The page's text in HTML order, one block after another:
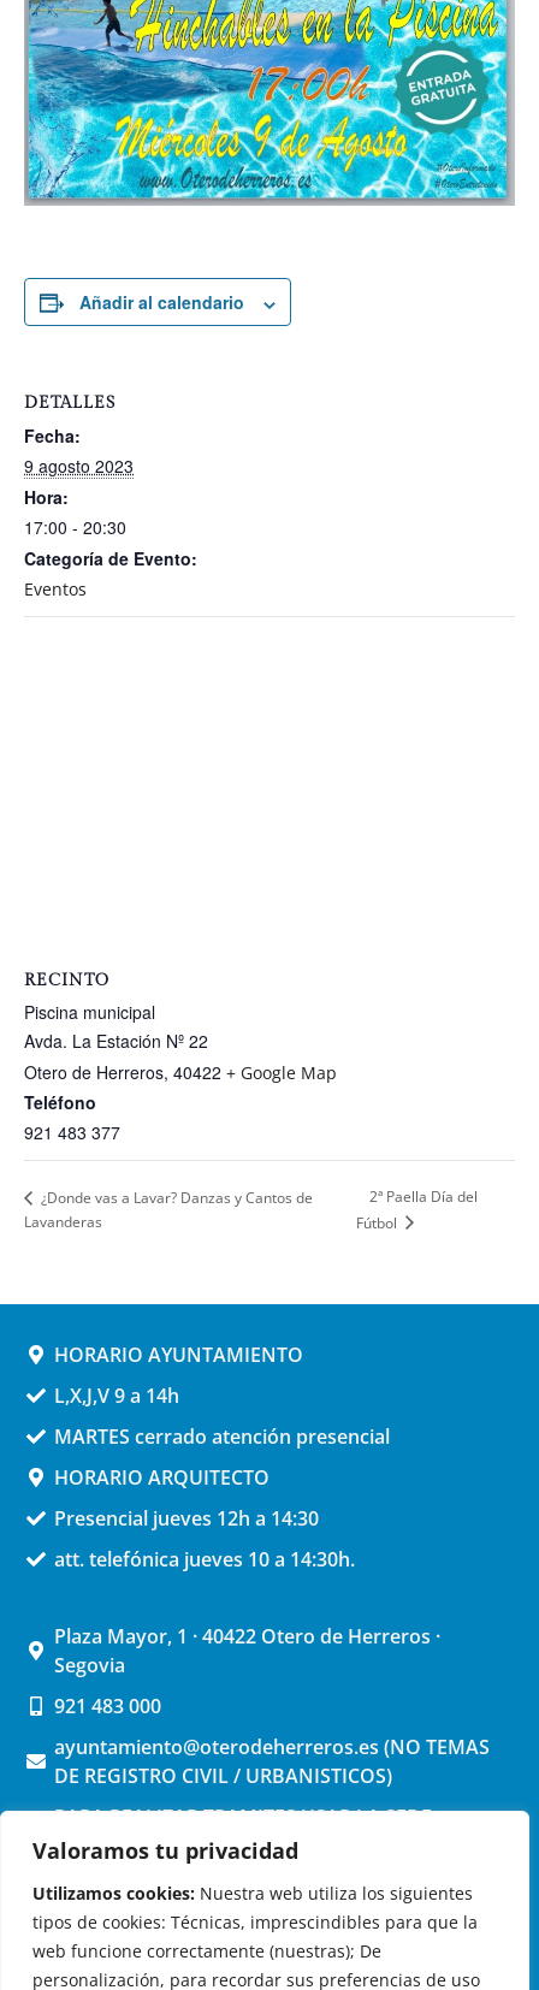
Valoramos tu privacidad
Utilizamos cookies: Nuestra web utiliza los siguientes
tipos de cookies: Técnicas, imprescindibles para que la
web funcione correctamente (nuestras); De
personalización, para recordar sus preferencias de uso
Añadir al calendario
DETALLES
Fecha:
9 agosto 2023
Hora:
17:00 - 20:30
Categoría de Evento:
Eventos
RECINTO
Piscina municipal
Avda. La Estación Nº 22
Otero de Herreros, 40422 + Google Map
Teléfono
921 483 377
¿Donde vas a Lavar? Danzas y Cantos de
Lavanderas
2ª Paella Día del
Fútbol
HORARIO AYUNTAMIENTO
L,X,J,V 9 a 14h
MARTES cerrado atención presencial
HORARIO ARQUITECTO
Presencial jueves 12h a 14:30
att. telefónica jueves 10 a 14:30h.
Plaza Mayor, 1 · 40422 Otero de Herreros ·
Segovia
921 483 000
ayuntamiento@oterodeherreros.es (NO TEMAS
DE REGISTRO CIVIL / URBANISTICOS)
PARA REALIZAR TRAMITES USAR LA SEDE
ELECTRONICA (pinchar aquí)